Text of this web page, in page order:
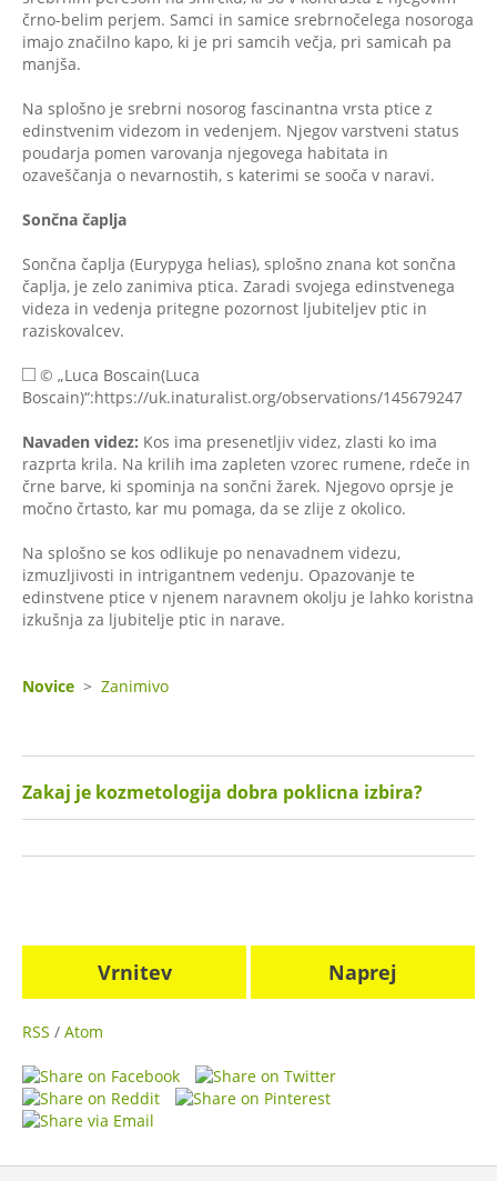
črno-belim perjem. Samci in samice srebrnočelega nosoroga
imajo značilno kapo, ki je pri samcih večja, pri samicah pa
manjša.
Na splošno je srebrni nosorog fascinantna vrsta ptice z
edinstvenim videzom in vedenjem. Njegov varstveni status
poudarja pomen varovanja njegovega habitata in
ozaveščanja o nevarnostih, s katerimi se sooča v naravi.
Sončna čaplja
Sončna čaplja (Eurypyga helias), splošno znana kot sončna
čaplja, je zelo zanimiva ptica. Zaradi svojega edinstvenega
videza in vedenja pritegne pozornost ljubiteljev ptic in
raziskovalcev.
© „Luca Boscain(Luca
Boscain)“:https://uk.inaturalist.org/observations/145679247
Navaden videz: Kos ima presenetljiv videz, zlasti ko ima
razprta krila. Na krilih ima zapleten vzorec rumene, rdeče in
črne barve, ki spominja na sončni žarek. Njegovo oprsje je
močno črtasto, kar mu pomaga, da se zlije z okolico.
Na splošno se kos odlikuje po nenavadnem videzu,
izmuzljivosti in intrigantnem vedenju. Opazovanje te
edinstvene ptice v njenem naravnem okolju je lahko koristna
izkušnja za ljubitelje ptic in narave.
Novice > Zanimivo
Zakaj je kozmetologija dobra poklicna izbira?
Vrnitev Naprej
RSS / Atom